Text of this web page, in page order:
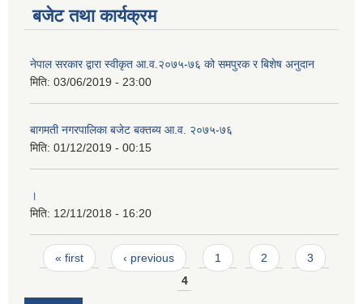
बजेट तथा कार्यक्रम
नेपाल सरकार द्वारा स्वीकृत आ.व.२०७५-७६ को समपुरक र बिशेष अनुदान
मिति: 03/06/2019 - 23:00
बागमती नगरपालिका बजेट बक्तब्य आ.व. २०७५-७६
मिति: 01/12/2019 - 00:15
।
मिति: 12/11/2018 - 16:20
Pages
« first ‹ previous 1 2
3
4